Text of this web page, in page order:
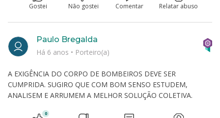
Gostei Não gostei Comentar Relatar abuso
A EXIGÊNCIA DO CORPO DE BOMBEIROS DEVE SER
CUMPRIDA. SUGIRO QUE COM BOM SENSO ESTUDEM,
ANALISEM E ARRUMEM A MELHOR SOLUÇÃO COLETIVA.
Paulo Bregalda
Há 6 anos • Porteiro(a)
0